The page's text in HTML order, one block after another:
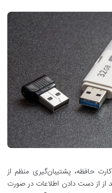
حافظه، پشتیبان‌گیری منظم از
از از دست دادن اطلاعات در صورت